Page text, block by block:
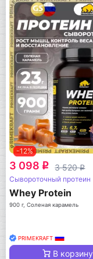
-12%
3 098 q 3 520q
Сывороточный протеин
Whey Protein
900 г, Соленая карамель
PRIMEKRAFT
В корзину